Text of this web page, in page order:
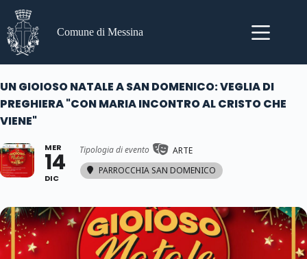
contenuto
Comune di Messina
UN GIOIOSO NATALE A SAN DOMENICO: VEGLIA DI
PREGHIERA "CON MARIA INCONTRO AL CRISTO CHE
VIENE"
MER
14
DIC
Tipologia di evento
ARTE
PARROCCHIA SAN DOMENICO